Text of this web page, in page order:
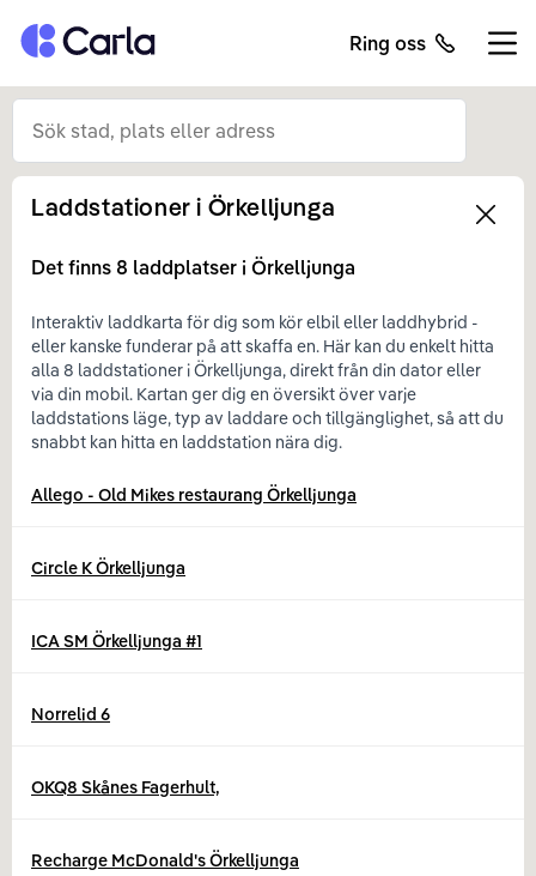
Tillbaka till startsidan Ring oss
Left
Laddstationer i Örkelljunga
Det finns 8 laddplatser i Örkelljunga
Interaktiv laddkarta för dig som kör elbil eller laddhybrid -
eller kanske funderar på att skaffa en. Här kan du enkelt hitta
alla 8 laddstationer i Örkelljunga, direkt från din dator eller
via din mobil. Kartan ger dig en översikt över varje
laddstations läge, typ av laddare och tillgänglighet, så att du
snabbt kan hitta en laddstation nära dig.
Allego - Old Mikes restaurang Örkelljunga
Circle K Örkelljunga
ICA SM Örkelljunga #1
Norrelid 6
OKQ8 Skånes Fagerhult,
Recharge McDonald's Örkelljunga